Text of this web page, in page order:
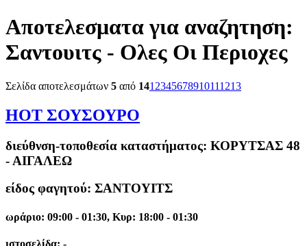
Αποτελεσματα για αναζητηση:
Σαντουιτς - Ολες Οι Περιοχες
Σελίδα αποτελεσμάτων 5 από 141 2345678910111213
HOT ΣΟΥΣΟΥΡΟ
διεύθνση-τοποθεσία καταστήματος: ΚΟΡΥΤΣΑΣ 48
- ΑΙΓΑΛΕΩ
είδος φαγητού: ΣΑΝΤΟΥΙΤΣ
ωράριο: 09:00 - 01:30, Κυρ: 18:00 - 01:30
ιστοσελίδα: -